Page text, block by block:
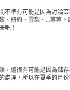
不準有可能是因為討論
、紐約、雪梨、...等等
吧！
，這很有可能是因為儲
處理，所以在夏季的月